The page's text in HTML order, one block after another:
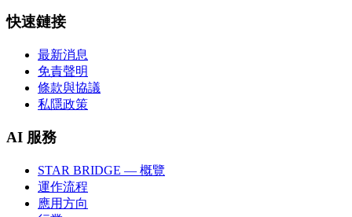
快速鏈接
最新消息
免責聲明
條款與協議
私隱政策
AI 服務
STAR BRIDGE — 概覽
運作流程
應用方向